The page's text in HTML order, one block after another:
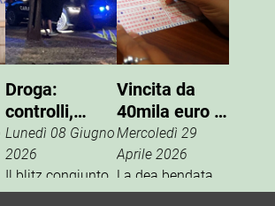
Droga:
controlli,
perquisizioni
e arresti
Lunedì 08 Giugno
2026
Il blitz congiunto
di carabinieri e
Vincita da
40mila euro al
SuperEnalotto
Mercoledì 29
Aprile 2026
La dea bendata
bacia Noci al